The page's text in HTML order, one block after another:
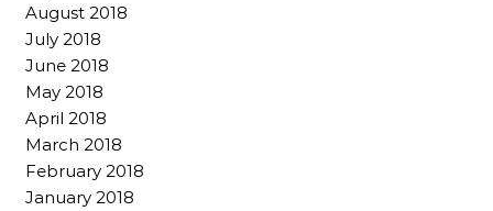
August 2018
July 2018
June 2018
May 2018
April 2018
March 2018
February 2018
January 2018